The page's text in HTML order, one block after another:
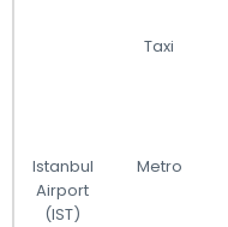
Istanbul
Airport
(IST)
Taxi
Metro